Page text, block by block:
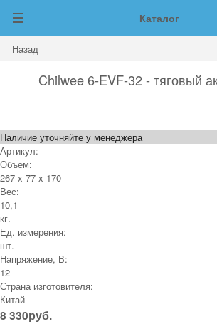
Каталог
Назад
Chilwee 6-EVF-32 - тяговый
Наличие уточняйте у менеджера
Артикул:
Объем:
267 x 77 x 170
Вес:
10,1
кг.
Ед. измерения:
шт.
Напряжение, В:
12
Страна изготовителя:
Китай
8 330руб.